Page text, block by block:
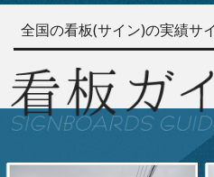
全国の看板(サイン)の実績サ